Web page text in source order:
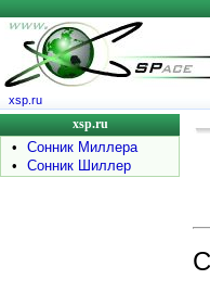
xsp.ru
xsp.ru
•
Сонник Миллера
•
Сонник Шиллер